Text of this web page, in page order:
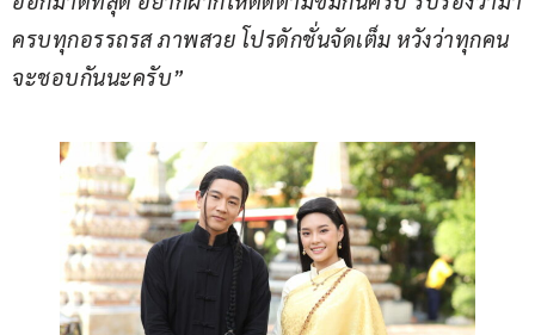
ครบทุกอรรถรส ภาพสวย โปรดักชั่นจัดเต็ม หวังว่าทุกคน
จะชอบกันนะครับ”